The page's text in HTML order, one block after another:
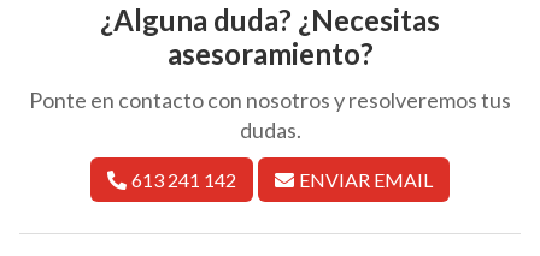
¿Alguna duda? ¿Necesitas
asesoramiento?
Ponte en contacto con nosotros y resolveremos tus
dudas.
613 241 142 ENVIAR EMAIL